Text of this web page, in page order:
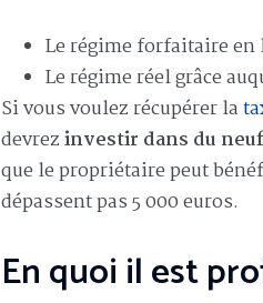
Le régime forfaitaire en
Le régime réel grâce
Si vous voulez récupérer la
devrezinvestir dans du neuf
que le propriétaire peut
dépassent pas 5 000 euros.
En quoi il est